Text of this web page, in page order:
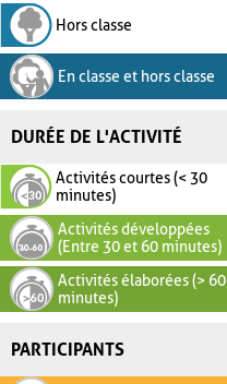
Hors classe
En classe et hors classe
DURÉE DE L'ACTIVITÉ
Activités courtes (< 30
minutes)
Activités développées
(Entre 30 et 60 minutes)
Activités élaborées (> 60
minutes)
PARTICIPANTS